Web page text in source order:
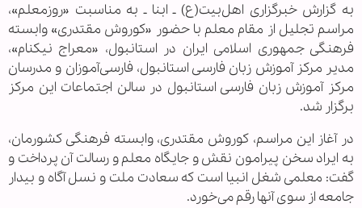
به گزارش خبرگزاری اهل‌بیت(ع) ـ ابنا ـ به مناسبت «روزمعلم»،
مراسم تجليل از مقام معلم با حضور «کوروش مقتدری» وابسته
فرهنگی جمهوری اسلامی ایران در استانبول، «معراج نیکنام»،
مدیر مرکز آموزش زبان فارسی استانبول، فارسی‌آموزان و مدرسان
مرکز آموزش زبان فارسی استانبول در سالن اجتماعات این مرکز
برگزار شد.
در آغاز این مراسم، کوروش مقتدری، وابسته فرهنگی کشورمان،
به ایراد سخن پیرامون نقش و جایگاه معلم و رسالت آن پرداخت و
گفت: معلمی شغل انبیا است که سعادت ملت و نسل آگاه و بیدار
جامعه از سوی آنها رقم می‌خورد.